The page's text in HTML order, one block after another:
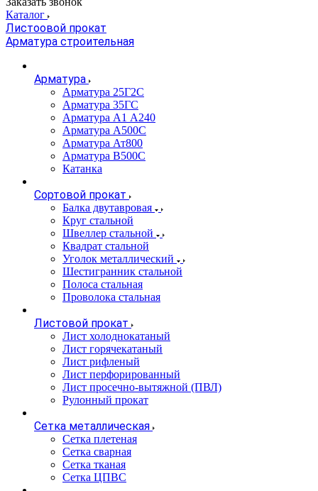
Каталог
Листоовой прокат
Арматура строительная
Арматура
Арматура 25Г2С
Арматура 35ГС
Арматура А1 А240
Арматура А500С
Арматура Ат800
Арматура В500С
Катанка
Сортовой прокат
Балка двутавровая
Круг стальной
Швеллер стальной
Квадрат стальной
Уголок металлический
Шестигранник стальной
Полоса стальная
Проволока стальная
Листовой прокат
Лист холоднокатаный
Лист горячекатаный
Лист рифленый
Лист перфорированный
Лист просечно-вытяжной (ПВЛ)
Рулонный прокат
Сетка металлическая
Сетка плетеная
Сетка сварная
Сетка тканая
Сетка ЦПВС